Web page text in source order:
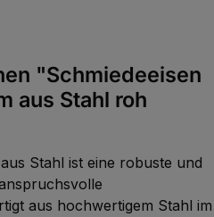
"Schmiedeeisen
aus Stahl roh
Stahl ist eine robuste und
aus hochwertigem Stahl im